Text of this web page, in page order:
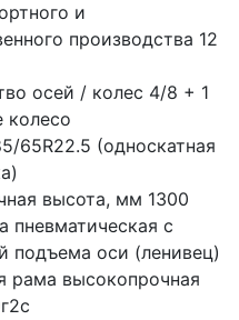
и
производства 12
осей / колес 4/8 + 1
колесо
65R22.5 (односкатная
высота, мм 1300
пневматическая с
рама высокопрочная